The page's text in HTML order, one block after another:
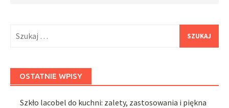
OSTATNIE WPISY
Szkło lacobel do kuchni: zalety, zastosowania i piękna